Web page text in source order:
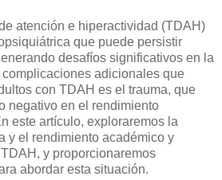
atención e hiperactividad (TDAH)
que puede persistir
desafíos significativos en la
adicionales que
con TDAH es el trauma, que
negativo en el rendimiento
este artículo, exploraremos la
y el rendimiento académico y
y proporcionaremos
abordar esta situación.